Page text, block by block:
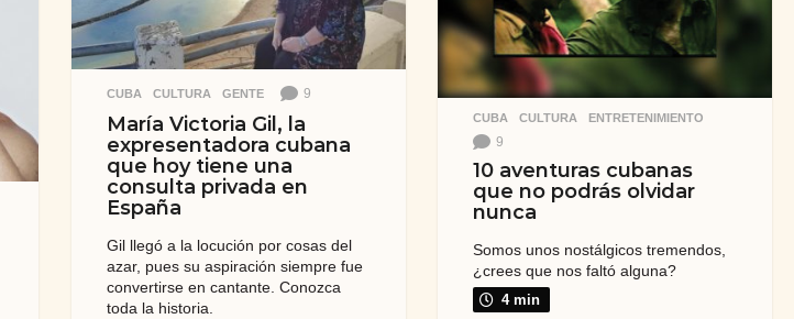
CUBA ,CULTURA ,GENTE 9
María Victoria Gil, la
expresentadora cubana
que hoy tiene una
consulta privada en
España
Gil llegó a la locución por cosas del
azar, pues su aspiración siempre fue
convertirse en cantante. Conozca
toda la historia.
CUBA ,CULTURA ,ENTRETENIMIENTO
9
10 aventuras cubanas
que no podrás olvidar
nunca
Somos unos nostálgicos tremendos,
¿crees que nos faltó alguna?
4 min